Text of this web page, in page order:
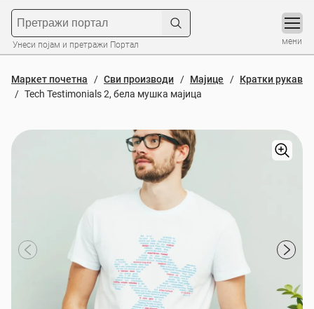
Унеси појам и претражи Портал мени
Маркет почетна Сви производи Мајице
Кратки рукав
Tech Testimonials 2, бела мушка мајица